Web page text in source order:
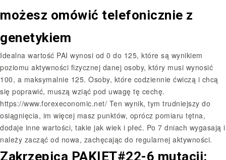
możesz omówić telefonicznie z
genetykiem
Idealna wartość PAI wynosi od 0 do 125, które są wynikiem
poziomu aktywności fizycznej danej osoby, który musi wynosić
100, a maksymalnie 125. Osoby, które codziennie ćwiczą i chcą
się poprawić, muszą wziąć pod uwagę tę cechę.
https://www.forexeconomic.net/ Ten wynik, tym trudniejszy do
osiągnięcia, im więcej masz punktów, oprócz pomiaru tętna,
dodaje inne wartości, takie jak wiek i płeć. Po 7 dniach wygasają i
należy zacząć od nowa, zachęcając do regularnej aktywności.
Zakrzepica PAKIET#22-6 mutacji: